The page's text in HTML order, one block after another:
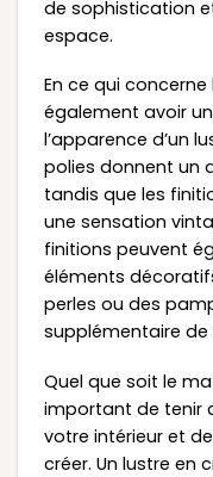
de sophistication
espace.
En ce qui
également avoir
l’apparence d’un
polies donnent un
tandis que les
une sensation
finitions peuvent
éléments
perles ou des
supplémentaire de
Quel que soit le
important de tenir
votre intérieur et
créer. Un lustre en